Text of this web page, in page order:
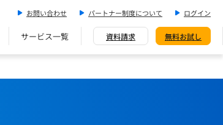
お問い合わせ パートナー制度について ログイン
サービス一覧 資料請求 無料お試し